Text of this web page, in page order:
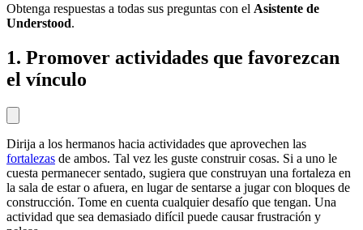
Obtenga respuestas a todas sus preguntas con el Asistente de
Understood.
1. Promover actividades que favorezcan
el vínculo
Dirija a los hermanos hacia actividades que aprovechen las
fortalezas de ambos. Tal vez les guste construir cosas. Si a uno le
cuesta permanecer sentado, sugiera que construyan una fortaleza en
la sala de estar o afuera, en lugar de sentarse a jugar con bloques de
construcción. Tome en cuenta cualquier desafío que tengan. Una
actividad que sea demasiado difícil puede causar frustración y